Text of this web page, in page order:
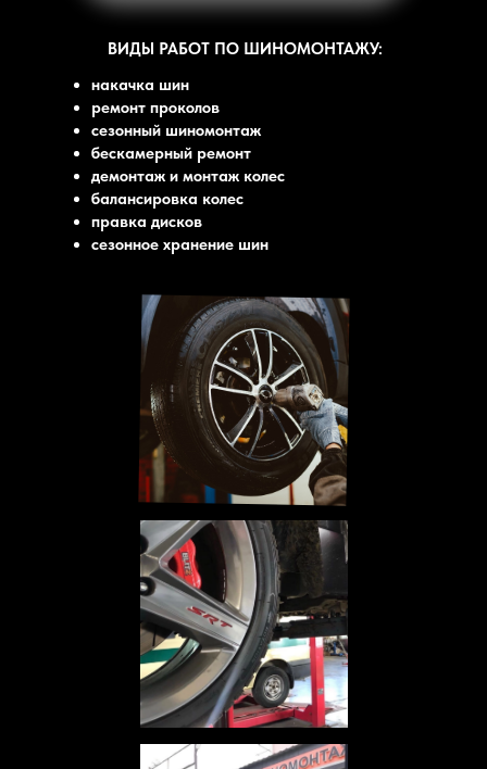
накачка шин
ремонт проколов
сезонный шиномонтаж
бескамерный ремонт
демонтаж и монтаж колес
балансировка колес
правка дисков
сезонное хранение шин
ВИДЫ РАБОТ ПО ШИНОМОНТАЖУ: